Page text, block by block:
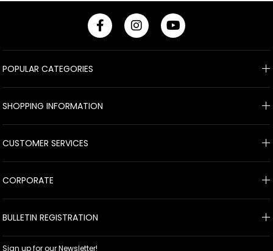
POPULAR CATEGORIES
SHOPPING INFORMATION
CUSTOMER SERVICES
CORPORATE
BULLETIN REGISTRATION
Sign up for our Newsletter!